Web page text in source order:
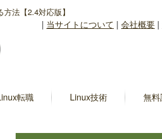
法【2.4対応版】
| 当サイトについて | 会社概要 |
転職 Linux技術 無